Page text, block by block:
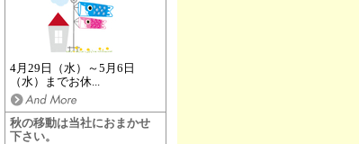
4月29日（水）～5月6日
（水）までお休...
秋の移動は当社におまかせ
下さい。